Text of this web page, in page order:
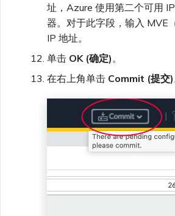
址，Azure 使用第二个可用
器。对于此字段，输入 MVE
IP 地址。
单击 OK (确定) 。
在右上角单击 Commit (提交)